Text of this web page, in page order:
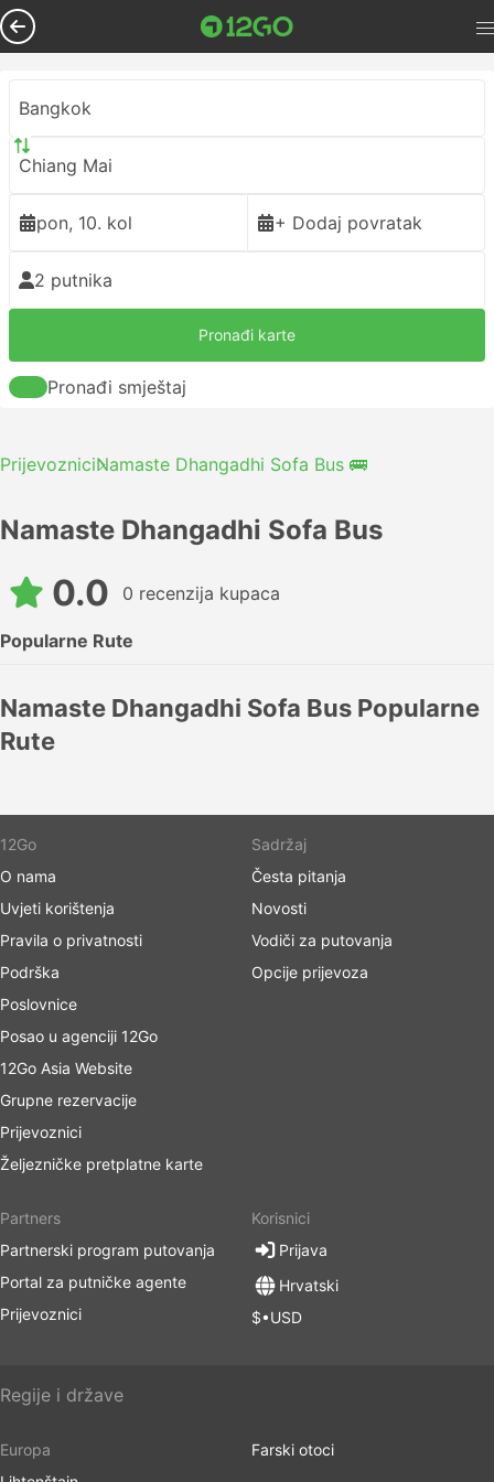
Bangkok
Chiang Mai
pon, 10. kol + Dodaj povratak
2 putnika
Pronađi karte
Pronađi smještaj
PrijevozniciNamaste Dhangadhi Sofa Bus 🚌
Namaste Dhangadhi Sofa Bus
0.0 0 recenzija kupaca
Popularne Rute
Namaste Dhangadhi Sofa Bus Popularne
Rute
12Go
O nama
Uvjeti korištenja
Pravila o privatnosti
Podrška
Poslovnice
Posao u agenciji 12Go
12Go Asia Website
Grupne rezervacije
Prijevoznici
Željezničke pretplatne karte
Sadržaj
Česta pitanja
Novosti
Vodiči za putovanja
Opcije prijevoza
Partners
Partnerski program putovanja
Portal za putničke agente
Prijevoznici
Korisnici
Prijava
Hrvatski
$•USD
Regije i države
Europa
Farski otoci